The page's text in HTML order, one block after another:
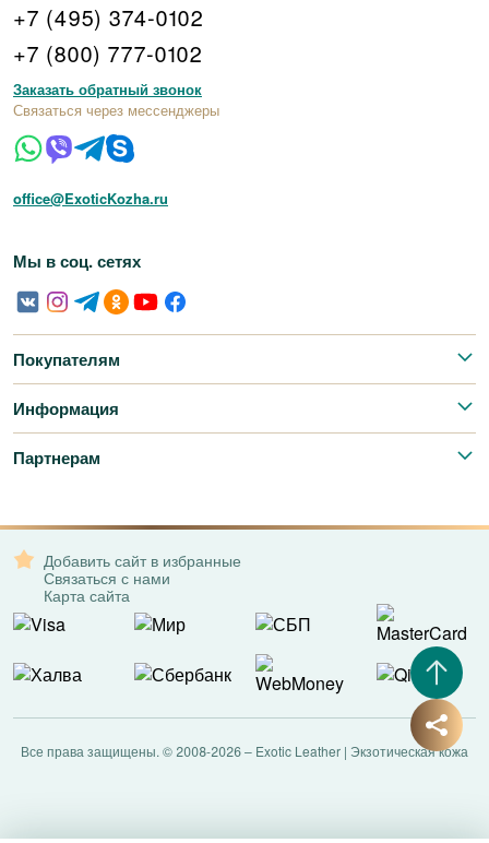
+7 (495) 374-0102
+7 (800) 777-0102
Заказать обратный звонок
Связаться через мессенджеры
office@ExoticKozha.ru
Мы в соц. сетях
Покупателям
Информация
Партнерам
Добавить сайт в избранные
Связаться с нами
Карта сайта
Все права защищены. © 2008-2026 – Exotic Leather | Экзотическая кожа